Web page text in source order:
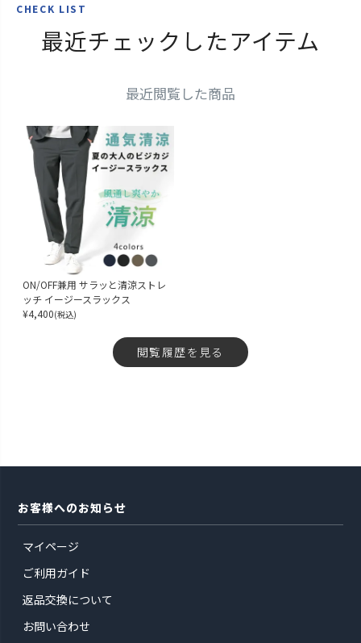
CHECK LIST
最近チェックしたアイテム
最近閲覧した商品
ON/OFF兼用 サラッと清涼ストレ
ッチ イージースラックス
¥4,400(税込)
閲覧履歴を見る
お客様へのお知らせ
マイページ
ご利用ガイド
返品交換について
お問い合わせ